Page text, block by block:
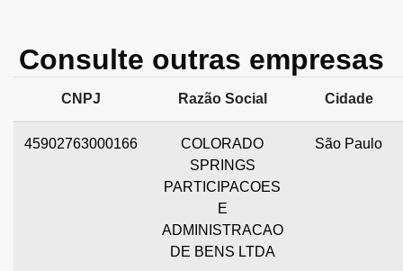
Consulte outras empresas
CNPJ Razão Social Cidade
45902763000166
COLORADO
SPRINGS
PARTICIPACOES
E
ADMINISTRACAO
DE BENS LTDA
São Paulo